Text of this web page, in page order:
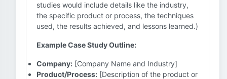
studies would include details like the industry,
the specific product or process, the techniques
used, the results achieved, and lessons learned.)
Example Case Study Outline:
Company: [Company Name and Industry]
Product/Process: [Description of the product or